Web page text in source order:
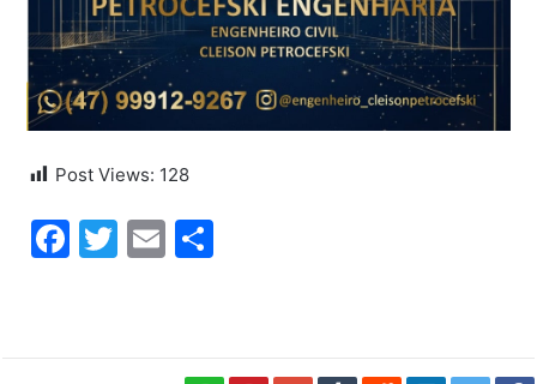
Post Views: 128
Facebook
Twitter
Email